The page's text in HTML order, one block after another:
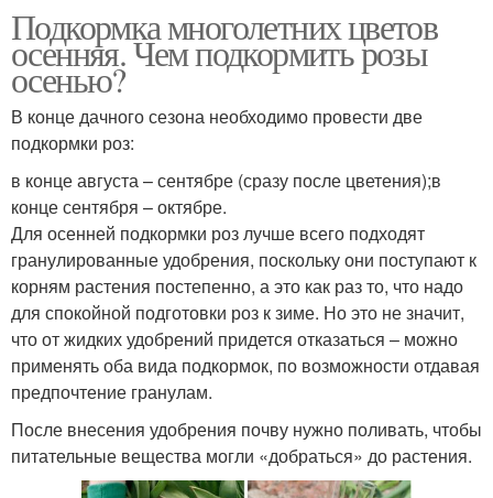
Подкормка многолетних цветов
осенняя. Чем подкормить розы
осенью?
В конце дачного сезона необходимо провести две
подкормки роз:
в конце августа – сентябре (сразу после цветения);в
конце сентября – октябре.
Для осенней подкормки роз лучше всего подходят
гранулированные удобрения, поскольку они поступают к
корням растения постепенно, а это как раз то, что надо
для спокойной подготовки роз к зиме. Но это не значит,
что от жидких удобрений придется отказаться – можно
применять оба вида подкормок, по возможности отдавая
предпочтение гранулам.
После внесения удобрения почву нужно поливать, чтобы
питательные вещества могли «добраться» до растения.